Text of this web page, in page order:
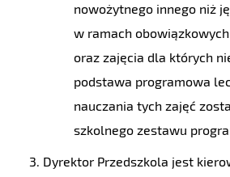
nowożytnego innego niż
w ramach
oraz zajęcia dla których
podstawa programowa
nauczania tych zajęć
szkolnego zestawu
Dyrektor Przedszkola jest